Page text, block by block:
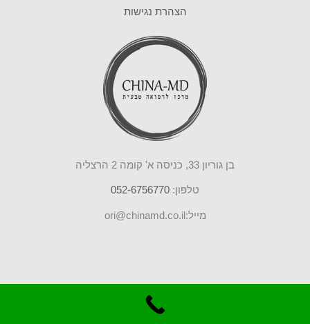
הצהרת נגישות
בן גוריון 33, כניסה א' קומה 2 הרצליה
טלפון: 052-6756770
מייל:ori@chinamd.co.il
. נבנה על ידי eyeweb